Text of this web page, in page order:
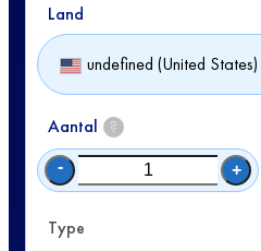
Land
undefined (United States)
Aantal ?
- +
Type